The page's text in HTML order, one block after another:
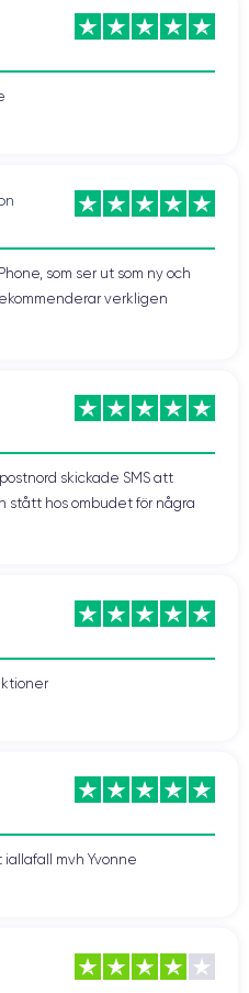
som ser ut som ny och
verkligen
skickade SMS att
stått hos ombudet för några
iallafall mvh Yvonne